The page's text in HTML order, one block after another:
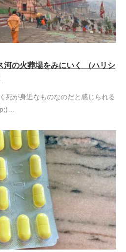
河の火葬場をみにいく （ハリシ
死が身近なものなのだと感じられる